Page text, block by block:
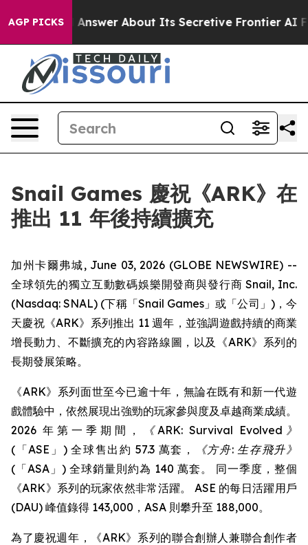
AGP PICKS
Should Answer About Its Secretive Frontier AI
Snail Games 慶祝《ARK》在
推出 11 年後持續擴充
加州卡爾弗城, June 03, 2026 (GLOBE NEWSWIRE) --
全球領先的獨立互動數碼娛樂開發商與發行商 Snail, Inc.
(Nasdaq: SNAL) (下稱「Snail Games」或「公司」)，今
天慶祝《ARK》系列推出 11 週年，並強調遊戲持續的商業
增長動力、不斷擴充的內容路線圖，以及《ARK》系列的
長期發展策略。
《ARK》系列面世至今已逾十年，無論在既有和新一代遊
戲體驗中，依然展現出強勁的玩家參與度及卓越商業成績。
2026 年第一季期間，
《ARK: Survival Evolved》
(「ASE」) 全球售出約 57.3 萬套，
《方舟: 生存飛升》
(「ASA」) 全球銷量則約為 140 萬套。 同一季度，整個
《ARK》系列的玩家依然非常活躍。 ASE 的每日活躍用戶
(DAU) 峰值錄得 143,000，ASA 則攀升至 188,000。
為了慶祝週年，《ARK》系列的聯合創辦人兼聯合創作者